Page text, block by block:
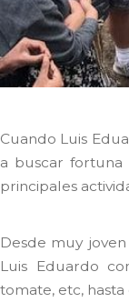
Cuando Luis
a buscar
principales
Desde muy
Luis Eduardo
tomate, etc,